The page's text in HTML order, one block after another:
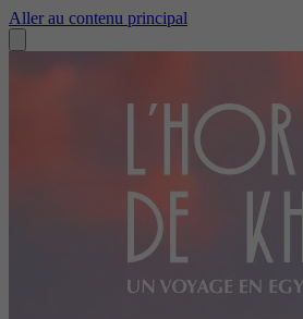
Aller au contenu principal